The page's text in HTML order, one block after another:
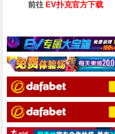
前往 EV扑克官方下载